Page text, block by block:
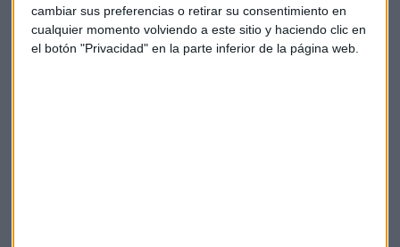
cambiar sus preferencias o retirar su consentimiento en
cualquier momento volviendo a este sitio y haciendo clic en
el botón "Privacidad" en la parte inferior de la página web.
Al explicar el nuevo proyecto de ley durante su primer
discurso como ministro de Finanzas recién nombrado el
martes, Nadhim Zahawi dijo que el marco legal “refuerza la